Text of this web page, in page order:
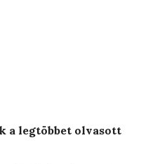
a legtöbbet olvasott